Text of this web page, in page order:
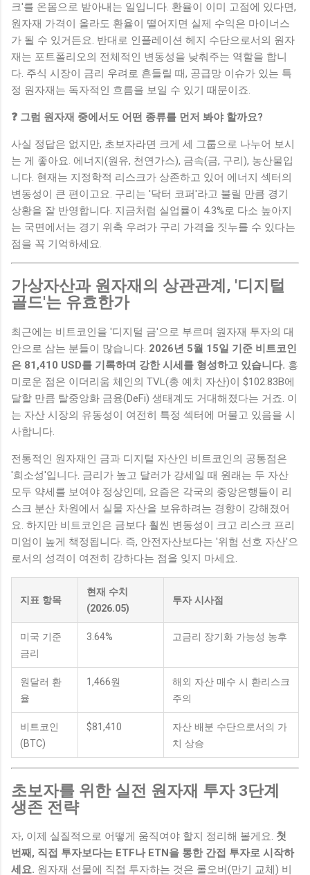
크'를 온몸으로 받아내는 일입니다. 환율이 이미 고점에 있다면,
원자재 가격이 올라도 환율이 떨어지면 실제 수익은 마이너스
가 될 수 있거든요. 반대로 인플레이션 헤지 수단으로서의 원자
재는 포트폴리오의 전체적인 변동성을 낮춰주는 역할을 합니
다. 주식 시장이 금리 우려로 흔들릴 때, 공급망 이슈가 있는 특
정 원자재는 독자적인 흐름을 보일 수 있기 때문이죠.
❓ 그럼 원자재 중에서도 어떤 종류를 먼저 봐야 할까요?
사실 정답은 없지만, 초보자라면 크게 세 그룹으로 나누어 보시
는 게 좋아요. 에너지(원유, 천연가스), 금속(금, 구리), 농산물입
니다. 현재는 지정학적 리스크가 상존하고 있어 에너지 섹터의
변동성이 큰 편이고요. 구리는 '닥터 코퍼'라고 불릴 만큼 경기
상황을 잘 반영합니다. 지금처럼 실업률이 4.3%로 다소 높아지
는 국면에서는 경기 위축 우려가 구리 가격을 짓누를 수 있다는
점을 꼭 기억하세요.
가상자산과 원자재의 상관관계, '디지털
골드'는 유효한가
최근에는 비트코인을 '디지털 금'으로 부르며 원자재 투자의 대
안으로 삼는 분들이 많습니다. 2026년 5월 15일 기준 비트코인
은 81,410 USD를 기록하며 강한 시세를 형성하고 있습니다. 흥
미로운 점은 이더리움 체인의 TVL(총 예치 자산)이 $102.83B에
달할 만큼 탈중앙화 금융(DeFi) 생태계도 거대해졌다는 거죠. 이
는 자산 시장의 유동성이 여전히 특정 섹터에 머물고 있음을 시
사합니다.
전통적인 원자재인 금과 디지털 자산인 비트코인의 공통점은
'희소성'입니다. 금리가 높고 달러가 강세일 때 원래는 두 자산
모두 약세를 보여야 정상인데, 요즘은 각국의 중앙은행들이 리
스크 분산 차원에서 실물 자산을 보유하려는 경향이 강해졌어
요. 하지만 비트코인은 금보다 훨씬 변동성이 크고 리스크 프리
미엄이 높게 책정됩니다. 즉, 안전자산보다는 '위험 선호 자산'으
로서의 성격이 여전히 강하다는 점을 잊지 마세요.
지표 항목
현재 수치
(2026.05)
투자 시사점
미국 기준
금리
3.64% 고금리 장기화 가능성 농후
원달러 환
율
1,466원
해외 자산 매수 시 환리스크
주의
비트코인
(BTC)
$81,410
자산 배분 수단으로서의 가
치 상승
초보자를 위한 실전 원자재 투자 3단계
생존 전략
자, 이제 실질적으로 어떻게 움직여야 할지 정리해 볼게요. 첫
번째, 직접 투자보다는 ETF나 ETN을 통한 간접 투자로 시작하
세요. 원자재 선물에 직접 투자하는 것은 롤오버(만기 교체) 비